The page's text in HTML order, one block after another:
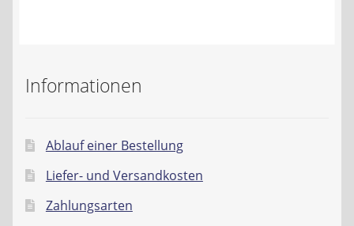
Widerrufsbelehrung
Datenschutzerklärung
Impressum
Informationen
Ablauf einer Bestellung
Liefer- und Versandkosten
Zahlungsarten